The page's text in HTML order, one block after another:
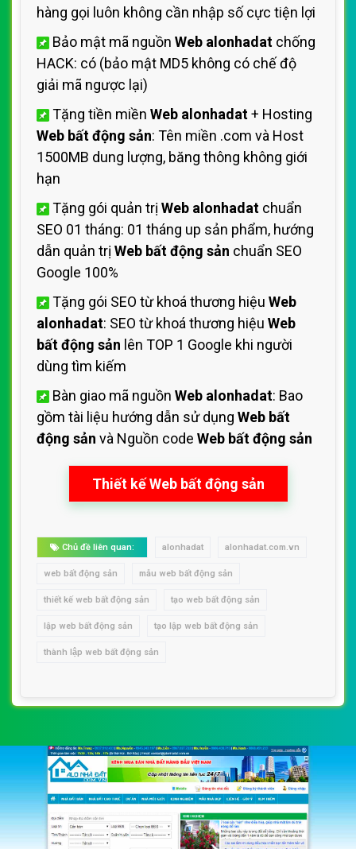
hàng gọi luôn không cần nhập số cực tiện lợi
Bảo mật mã nguồn Web alonhadat chống
HACK: có (bảo mật MD5 không có chế độ
giải mã ngược lại)
Tặng tiền miền Web alonhadat+ Hosting
Web bất động sản: Tên miền .com và Host
1500MB dung lượng, băng thông không giới
hạn
Tặng gói quản trị Web alonhadat chuẩn
SEO 01 tháng: 01 tháng up sản phẩm, hướng
dẫn quản trị Web bất động sản chuẩn SEO
Google 100%
Tặng gói SEO từ khoá thương hiệu Web
alonhadat: SEO từ khoá thương hiệu Web
bất động sản lên TOP 1 Google khi người
dùng tìm kiếm
Bàn giao mã nguồn Web alonhadat: Bao
gồm tài liệu hướng dẫn sử dụng Web bất
động sản và Nguồn code Web bất động sản
Thiết kế Web bất động sản
Chủ đề liên quan: alonhadat alonhadat.com.vn
web bất động sản mẫu web bất động sản
thiết kế web bất động sản tạo web bất động sản
lập web bất động sản tạo lập web bất động sản
thành lập web bất động sản